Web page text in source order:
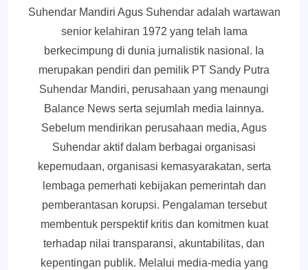
Suhendar Mandiri Agus Suhendar adalah wartawan
senior kelahiran 1972 yang telah lama
berkecimpung di dunia jurnalistik nasional. Ia
merupakan pendiri dan pemilik PT Sandy Putra
Suhendar Mandiri, perusahaan yang menaungi
Balance News serta sejumlah media lainnya.
Sebelum mendirikan perusahaan media, Agus
Suhendar aktif dalam berbagai organisasi
kepemudaan, organisasi kemasyarakatan, serta
lembaga pemerhati kebijakan pemerintah dan
pemberantasan korupsi. Pengalaman tersebut
membentuk perspektif kritis dan komitmen kuat
terhadap nilai transparansi, akuntabilitas, dan
kepentingan publik. Melalui media-media yang